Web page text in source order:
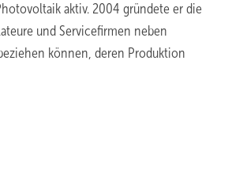
aktiv. 2004 gründete er die
und Servicefirmen neben
können, deren Produktion